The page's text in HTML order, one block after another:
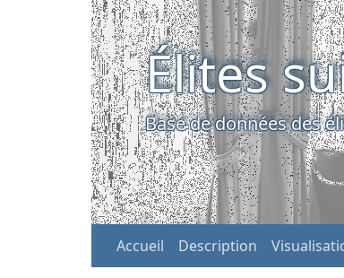
Élites
Base de données des
Accueil Description